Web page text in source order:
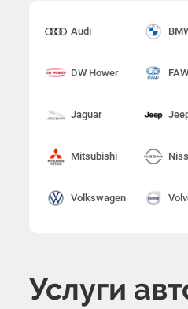
Audi
DW Hower FAW
Jaguar
Mitsubishi
Volkswagen
Услуги